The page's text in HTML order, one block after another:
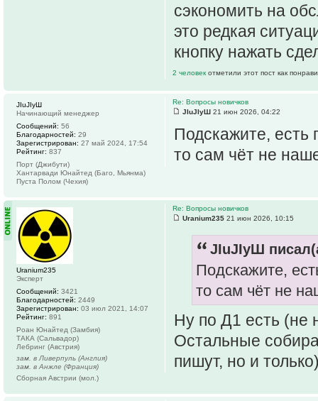
сэкономить на
это редкая
кнопку нажать
2 человек отметили этот пост как
Re: Вопросы новичков
JIuJIyШ 21 июн 2026, 04:22
Подскажите, есть
то сам чёт не
JIuJIyШ
Начинающий менеджер
Сообщений: 56
Благодарностей: 29
Зарегистрирован: 27 май 2024, 17:54
Рейтинг: 837
Порт (Джибути)
Хантарвади Юнайтед (Баго, Мьянма)
Пуста Полом (Чехия)
Re: Вопросы новичков
Uranium235 21 июн 2026, 10:15
JIuJIyШ
Подскажите,
то сам чёт не
Ну по Д1 есть (не
Остальные
пишут, но и
Uranium235
Эксперт
Сообщений: 3421
Благодарностей: 2449
Зарегистрирован: 03 июл 2021, 14:07
Рейтинг: 891
Роан Юнайтед (Замбия)
ТАКА (Сальвадор)
Лебринг (Австрия)
зам. в Ливерпуль (Англия)
зам. в Анжле (Франция)
Сборная Австрии (мол.)